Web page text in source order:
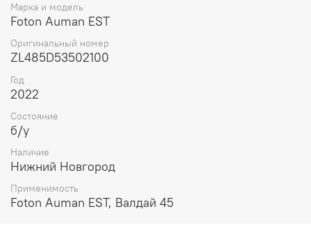
Марка и модель
Foton Auman EST
Оригинальный номер
ZL485D53502100
Год
2022
Состояние
б/у
Наличие
Нижний Новгород
Применимость
Foton Auman EST, Валдай 45